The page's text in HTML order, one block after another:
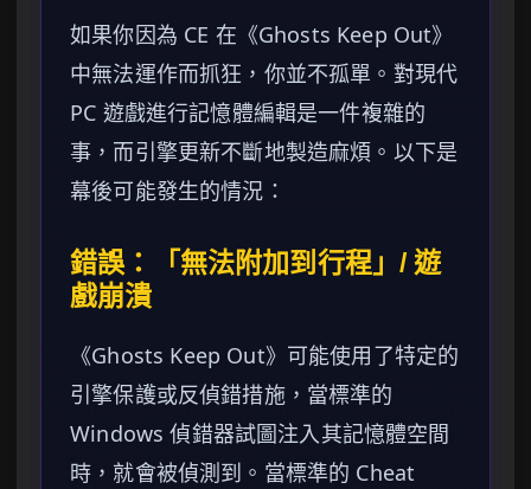
如果你因為 CE 在《Ghosts Keep Out》
中無法運作而抓狂，你並不孤單。對現代
PC 遊戲進行記憶體編輯是一件複雜的
事，而引擎更新不斷地製造麻煩。以下是
幕後可能發生的情況：
錯誤：「無法附加到行程」/ 遊
戲崩潰
《Ghosts Keep Out》可能使用了特定的
引擎保護或反偵錯措施，當標準的
Windows 偵錯器試圖注入其記憶體空間
時，就會被偵測到。當標準的 Cheat